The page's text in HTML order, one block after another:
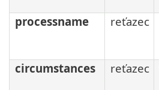
processname
reťazec
circumstances
reťazec